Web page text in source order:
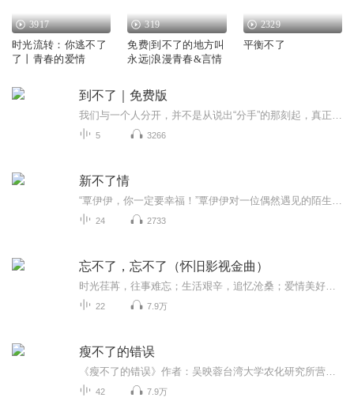
3917
时光流转：你逃不了
了丨青春的爱情
319
免费|到不了的地方叫
永远|浪漫青春&言情
2329
平衡不了
到不了｜免费版
5 3266
新不了情
24 2733
忘不了，忘不了（怀旧影视金曲）
22 7.9万
瘦不了的错误
42 7.9万